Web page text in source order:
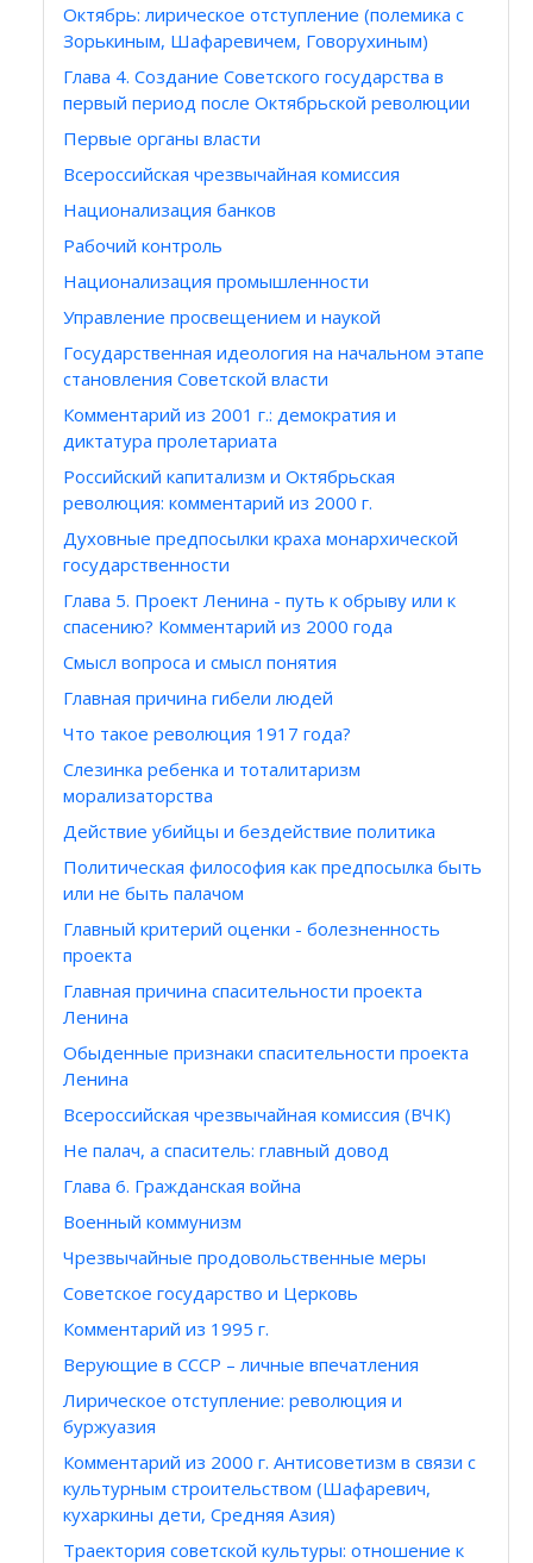
Октябрь: лирическое отступление (полемика с
Зорькиным, Шафаревичем, Говорухиным)
Глава 4. Создание Советского государства в
первый период после Октябрьской революции
Первые органы власти
Всероссийская чрезвычайная комиссия
Национализация банков
Рабочий контроль
Национализация промышленности
Управление просвещением и наукой
Государственная идеология на начальном этапе
становления Советской власти
Комментарий из 2001 г.: демократия и
диктатура пролетариата
Российский капитализм и Октябрьская
революция: комментарий из 2000 г.
Духовные предпосылки краха монархической
государственности
Глава 5. Проект Ленина - путь к обрыву или к
спасению? Комментарий из 2000 года
Смысл вопроса и смысл понятия
Главная причина гибели людей
Что такое революция 1917 года?
Слезинка ребенка и тоталитаризм
морализаторства
Действие убийцы и бездействие политика
Политическая философия как предпосылка быть
или не быть палачом
Главный критерий оценки - болезненность
проекта
Главная причина спасительности проекта
Ленина
Обыденные признаки спасительности проекта
Ленина
Всероссийская чрезвычайная комиссия (ВЧК)
Не палач, а спаситель: главный довод
Глава 6. Гражданская война
Военный коммунизм
Чрезвычайные продовольственные меры
Советское государство и Церковь
Комментарий из 1995 г.
Верующие в СССР – личные впечатления
Лирическое отступление: революция и
буржуазия
Комментарий из 2000 г. Антисоветизм в связи с
культурным строительством (Шафаревич,
кухаркины дети, Средняя Азия)
Траектория советской культуры: отношение к